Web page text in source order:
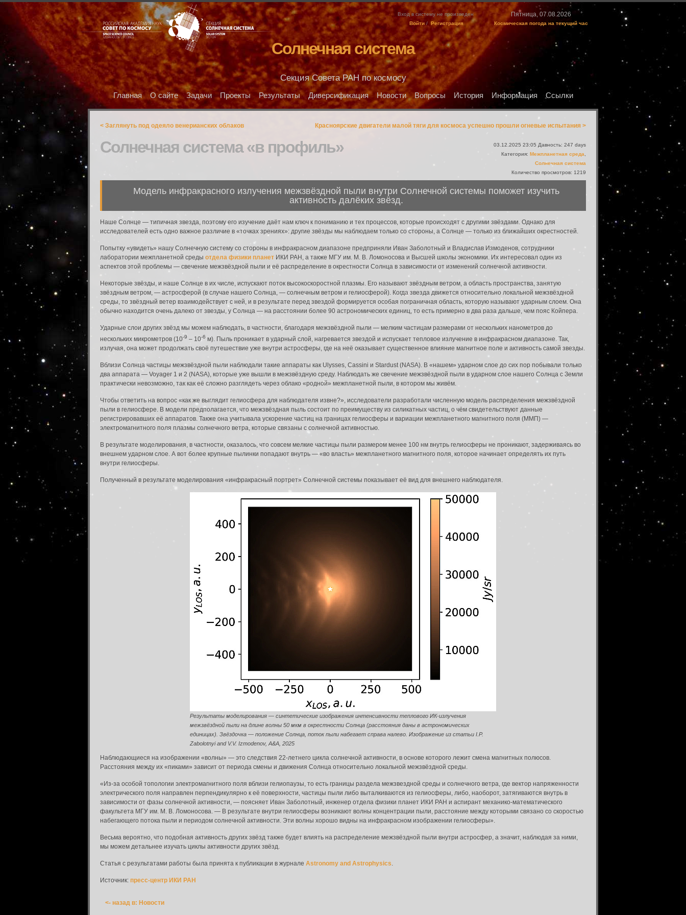
Пятница, 07.08.2026
Космическая погода на текущий час
Вход в систему не произведен
Войти / Регистрация
Солнечная система
Секция Совета РАН по космосу
Главная О сайте Задачи Проекты Результаты Диверсификация Новости Вопросы История Информация Ссылки
Красноярские двигатели малой тяги для космоса успешно прошли огневые испытания >
< Заглянуть под одеяло венерианских облаков
03.12.2025 23:05 Давность: 247 days
Категория: Межпланетная среда
Солнечная система
Количество просмотров: 1219
Солнечная система «в профиль»
Модель инфракрасного излучения межзвёздной пыли внутри Солнечной системы поможет изучить
активность далёких звёзд.
Наше Солнце — типичная звезда, поэтому его изучение даёт нам ключ к пониманию и тех процессов, которые происходят с другими звёздами. Однако для
исследователей есть одно важное различие в «точках зрениях»: другие звёзды мы наблюдаем только со стороны, а Солнце — только из ближайших окрестностей.
Попытку «увидеть» нашу Солнечную систему со стороны в инфракрасном диапазоне предприняли Иван Заболотный и Владислав Измоденов, сотрудники
лаборатории межпланетной среды отдела физики планет ИКИ РАН, а также МГУ им. М. В. Ломоносова и Высшей школы экономики. Их интересовал один из
аспектов этой проблемы — свечение межзвёздной пыли и её распределение в окрестности Солнца в зависимости от изменений солнечной активности.
Некоторые звёзды, и наше Солнце в их числе, испускают поток высокоскоростной плазмы. Его называют звёздным ветром, а область пространства, занятую
звёздным ветром, — астросферой (в случае нашего Солнца, — солнечным ветром и гелиосферой). Когда звезда движется относительно локальной межзвёздной
среды, то звёздный ветер взаимодействует с ней, и в результате перед звездой формируется особая пограничная область, которую называют ударным слоем. Она
обычно находится очень далеко от звезды, у Солнца — на расстоянии более 90 астрономических единиц, то есть примерно в два раза дальше, чем пояс Койпера.
Ударные слои других звёзд мы можем наблюдать, в частности, благодаря межзвёздной пыли — мелким частицам размерами от нескольких нанометров до
нескольких микрометров (10-9 – 10-6 м). Пыль проникает в ударный слой, нагревается звездой и испускает тепловое излучение в инфракрасном диапазоне. Так,
излучая, она может продолжать своё путешествие уже внутри астросферы, где на неё оказывает существенное влияние магнитное поле и активность самой звезды.
Вблизи Солнца частицы межзвёздной пыли наблюдали такие аппараты как Ulysses, Cassini и Stardust (NASA). В «нашем» ударном слое до сих пор побывали только
два аппарата — Voyager 1 и 2 (NASA), которые уже вышли в межзвёздную среду. Наблюдать же свечение межзвёздной пыли в ударном слое нашего Солнца с Земли
практически невозможно, так как её сложно разглядеть через облако «родной» межпланетной пыли, в котором мы живём.
Чтобы ответить на вопрос «как же выглядит гелиосфера для наблюдателя извне?», исследователи разработали численную модель распределения межзвёздной
пыли в гелиосфере. В модели предполагается, что межзвёздная пыль состоит по преимуществу из силикатных частиц, о чём свидетельствуют данные
регистрировавших её аппаратов. Также она учитывала ускорение частиц на границах гелиосферы и вариации межпланетного магнитного поля (ММП) —
электромагнитного поля плазмы солнечного ветра, которые связаны с солнечной активностью.
В результате моделирования, в частности, оказалось, что совсем мелкие частицы пыли размером менее 100 нм внутрь гелиосферы не проникают, задерживаясь во
внешнем ударном слое. А вот более крупные пылинки попадают внутрь — «во власть» межпланетного магнитного поля, которое начинает определять их путь
внутри гелиосферы.
Полученный в результате моделирования «инфракрасный портрет» Солнечной системы показывает её вид для внешнего наблюдателя.
Результаты моделирования — синтетические изображения интенсивности теплового ИК-излучения
межзвёздной пыли на длине волны 50 мкм в окрестности Солнца (расстояния даны в астрономических
единицах). Звёздочка — положение Солнца, поток пыли набегает справа налево. Изображение из статьи I.P.
Zabolotnyi and V.V. Izmodenov, A&A, 2025
Наблюдающиеся на изображении «волны» — это следствия 22-летнего цикла солнечной активности, в основе которого лежит смена магнитных полюсов.
Расстояния между их «пиками» зависит от периода смены и движения Солнца относительно локальной межзвёздной среды.
«Из-за особой топологии электромагнитного поля вблизи гелиопаузы, то есть границы раздела межзвездной среды и солнечного ветра, где вектор напряженности
электрического поля направлен перпендикулярно к её поверхности, частицы пыли либо выталкиваются из гелиосферы, либо, наоборот, затягиваются внутрь в
зависимости от фазы солнечной активности, — поясняет Иван Заболотный, инженер отдела физики планет ИКИ РАН и аспирант механико-математического
факультета МГУ им. М. В. Ломоносова. — В результате внутри гелиосферы возникают волны концентрации пыли, расстояние между которыми связано со скоростью
набегающего потока пыли и периодом солнечной активности. Эти волны хорошо видны на инфракрасном изображении гелиосферы».
Весьма вероятно, что подобная активность других звёзд также будет влиять на распределение межзвёздной пыли внутри астросфер, а значит, наблюдая за ними,
мы можем детальнее изучать циклы активности других звёзд.
Статья с результатами работы была принята к публикации в журнале Astronomy and Astrophysics.
Источник: пресс-центр ИКИ РАН
<- назад в: Новости
Вход в систему
Введите имя пользователя и пароль для входа в систему:
Вход в систему
Имя пользователя:
Пароль:
Запомнить меня: